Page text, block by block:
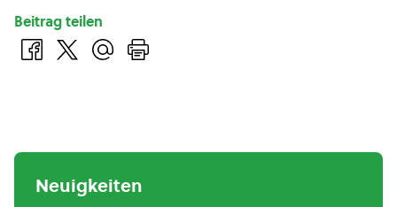
Beitrag teilen
Neuigkeiten